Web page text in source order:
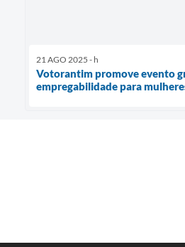
21 AGO 2025 - h
Votorantim promove evento
empregabilidade para